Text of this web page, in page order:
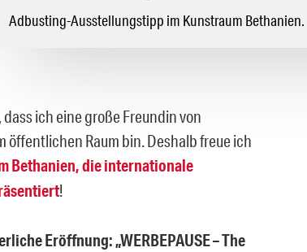
Adbusting-Ausstellungstipp im Kunstraum Bethanien.
ich eine große Freundin von
Raum bin. Deshalb freue ich
Bethanien, die internationale
!
Eröffnung: „WERBEPAUSE – The